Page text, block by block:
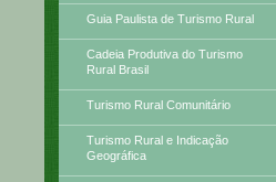
Guia Paulista de Turismo Rural
Cadeia Produtiva do Turismo
Rural Brasil
Turismo Rural Comunitário
Turismo Rural e Indicação
Geográfica